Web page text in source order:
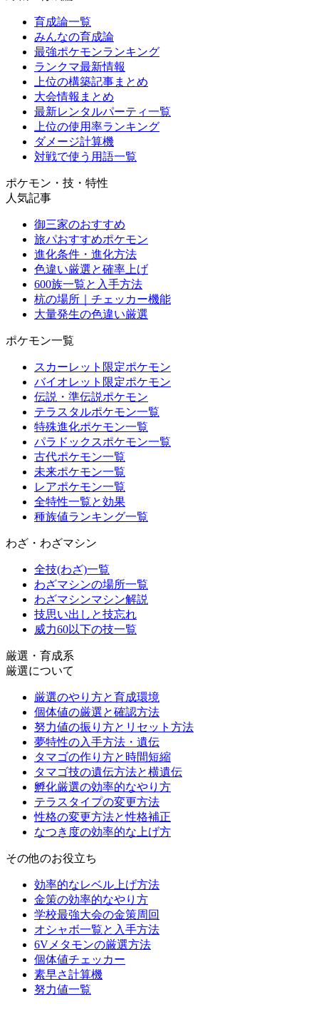
育成論一覧
みんなの育成論
最強ポケモンランキング
ランクマ最新情報
上位の構築記事まとめ
大会情報まとめ
最新レンタルパーティ一覧
上位の使用率ランキング
ダメージ計算機
対戦で使う用語一覧
ポケモン・技・特性
人気記事
御三家のおすすめ
旅パおすすめポケモン
進化条件・進化方法
色違い厳選と確率上げ
600族一覧と入手方法
杭の場所｜チェッカー機能
大量発生の色違い厳選
ポケモン一覧
スカーレット限定ポケモン
バイオレット限定ポケモン
伝説・準伝説ポケモン
テラスタルポケモン一覧
特殊進化ポケモン一覧
パラドックスポケモン一覧
古代ポケモン一覧
未来ポケモン一覧
レアポケモン一覧
全特性一覧と効果
種族値ランキング一覧
わざ・わざマシン
全技(わざ)一覧
わざマシンの場所一覧
わざマシンマシン解説
技思い出しと技忘れ
威力60以下の技一覧
厳選・育成系
厳選について
厳選のやり方と育成環境
個体値の厳選と確認方法
努力値の振り方とリセット方法
夢特性の入手方法・遺伝
タマゴの作り方と時間短縮
タマゴ技の遺伝方法と横遺伝
孵化厳選の効率的なやり方
テラスタイプの変更方法
性格の変更方法と性格補正
なつき度の効率的な上げ方
その他のお役立ち
効率的なレベル上げ方法
金策の効率的なやり方
学校最強大会の金策周回
オシャボ一覧と入手方法
6Vメタモンの厳選方法
個体値チェッカー
素早さ計算機
努力値一覧